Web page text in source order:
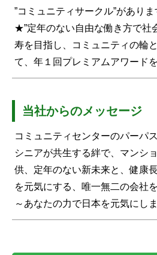
”コミュニティサークル”がありま
★”定年のない自由な働き方で社
寿を目指し、コミュニティの輪
て、年１回プレミアムアワード
当社からのメッセージ
コミュニティセンターのパー
シニアが共生する絆で、マンシ
供、定年のない新未来と、健康
を元気にする、唯一無二の会社
～あなたの力で日本を元気にし